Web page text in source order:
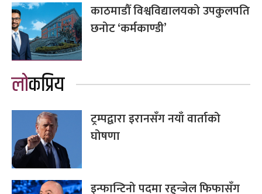
काठमाडौँ विश्वविद्यालयको उपकुलपति
छनोट ‘कर्मकाण्डी’
लोकप्रिय
ट्रम्पद्वारा इरानसँग नयाँ वार्ताको
घोषणा
इन्फान्टिनो पदमा रहुन्जेल फिफासँग